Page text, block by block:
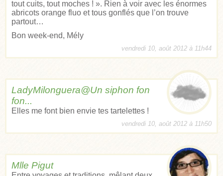
tout cuits, tout moches ! ». Rien à voir avec les énormes
abricots orange fluo et tous gonflés que l’on trouve
partout…
Bon week-end, Mély
vendredi 10, août 2012 à 11h44
LadyMilonguera@Un siphon fon
fon...
Elles me font bien envie tes tartelettes !
vendredi 10, août 2012 à 11h50
Mlle Pigut